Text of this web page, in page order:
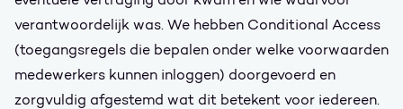
verantwoordelijk was. We hebben Conditional Access
(toegangsregels die bepalen onder welke voorwaarden
medewerkers kunnen inloggen) doorgevoerd en
zorgvuldig afgestemd wat dit betekent voor iedereen.